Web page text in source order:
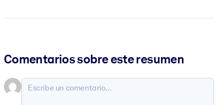
Comentarios sobre este resumen